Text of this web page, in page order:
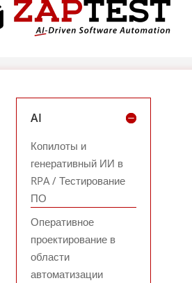
AI
Копилоты и
генеративный ИИ в
RPA / Тестирование
ПО
Оперативное
проектирование в
области
автоматизации